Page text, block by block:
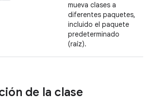
mueva clases a
diferentes paquetes,
incluido el paquete
predeterminado
(raíz).
de la clase